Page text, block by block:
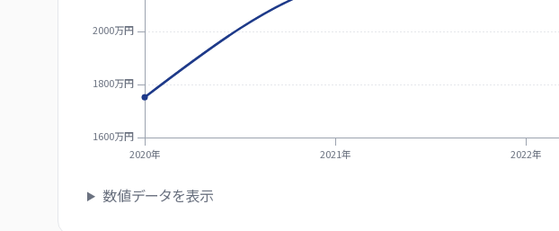
1600万円
1800万円
2000万円
2020年 2021年 2022年
数値データを表示